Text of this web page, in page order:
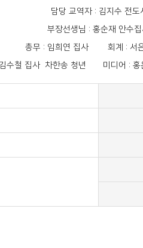
담당 교역자 : 김지수 전도
부장선생님 : 홍순재 안수
총무 : 임희연 집사 회계 : 서
수철 집사 차한송 청년 미디어 : 홍